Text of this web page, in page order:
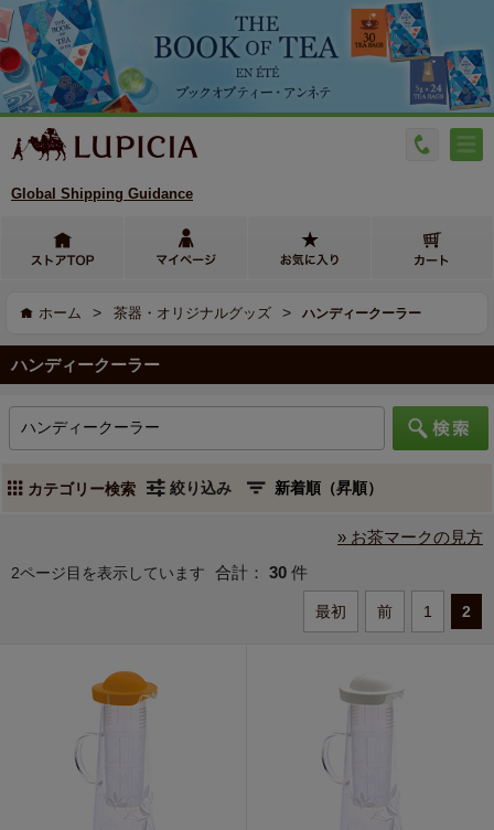
Global Shipping Guidance
ホーム > 茶器・オリジナルグッズ > ハンディークーラー
ハンディークーラー
カテゴリー検索 絞り込み
» お茶マークの見方
2ページ目を表示しています 合計： 30 件
最初 前 1 2